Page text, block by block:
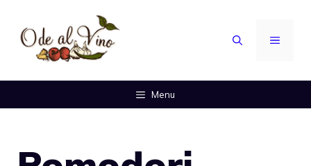
contenuto
MENU
Menu